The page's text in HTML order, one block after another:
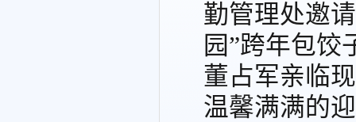
勤管理处邀
园”跨年包饺
董占军亲临
温馨满满的